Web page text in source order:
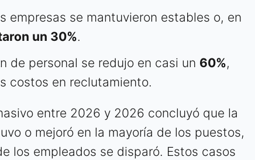
empresas se mantuvieron estables o, en
un 30%.
de personal se redujo en casi un 60%,
costos en reclutamiento.
entre 2026 y 2026 concluyó que la
o mejoró en la mayoría de los puestos,
los empleados se disparó. Estos casos